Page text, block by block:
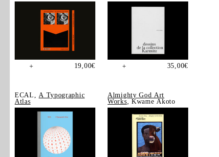
+ 19,00€ + 35,00€
ECAL, A Typographic
Atlas
Almighty God Art
Works , Kwame Akoto